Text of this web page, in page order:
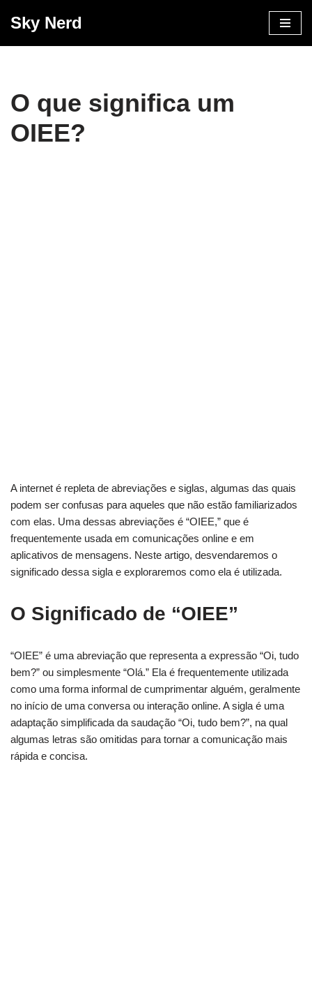
Sky Nerd
O que significa um
OIEE?
A internet é repleta de abreviações e siglas, algumas das quais
podem ser confusas para aqueles que não estão familiarizados
com elas. Uma dessas abreviações é “OIEE,” que é
frequentemente usada em comunicações online e em
aplicativos de mensagens. Neste artigo, desvendaremos o
significado dessa sigla e exploraremos como ela é utilizada.
O Significado de “OIEE”
“OIEE” é uma abreviação que representa a expressão “Oi, tudo
bem?” ou simplesmente “Olá.” Ela é frequentemente utilizada
como uma forma informal de cumprimentar alguém, geralmente
no início de uma conversa ou interação online. A sigla é uma
adaptação simplificada da saudação “Oi, tudo bem?”, na qual
algumas letras são omitidas para tornar a comunicação mais
rápida e concisa.